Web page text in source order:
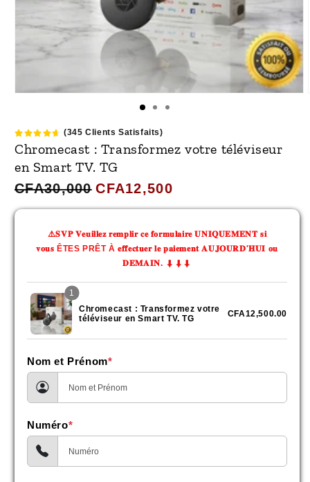
(345 Clients Satisfaits)
Chromecast : Transformez votre téléviseur
en Smart TV. TG
Prix
habituel
CFA12,500
Prix
promotionnel
CFA30,000
⚠️𝐒𝐕𝐏 𝐕𝐞𝐮𝐢𝐥𝐥𝐞𝐳 𝐫𝐞𝐦𝐩𝐥𝐢𝐫 𝐜𝐞 𝐟𝐨𝐫𝐦𝐮𝐥𝐚𝐢𝐫𝐞 𝐔𝐍𝐈𝐐𝐔𝐄𝐌𝐄𝐍𝐓 𝐬𝐢
𝐯𝐨𝐮𝐬 ÊTES PRÊT À 𝐞𝐟𝐟𝐞𝐜𝐭𝐮𝐞𝐫 𝐥𝐞 𝐩𝐚𝐢𝐞𝐦𝐞𝐧𝐭 𝐀𝐔𝐉𝐎𝐔𝐑𝐃'𝐇𝐔𝐈 𝐨𝐮
𝐃𝐄𝐌𝐀𝐈𝐍. ⬇⬇⬇
1
Chromecast : Transformez votre
téléviseur en Smart TV. TG
CFA12,500.00
Nom et Prénom*
Numéro*